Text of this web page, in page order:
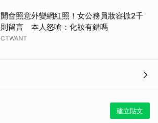
開會照意外變網紅照！女公務員妝容掀2千
則留言 本人怒嗆：化妝有錯嗎
CTWANT
建立貼文